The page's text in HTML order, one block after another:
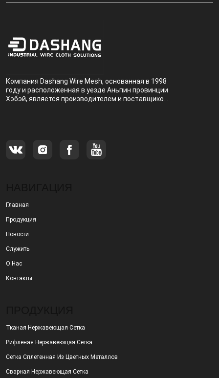
Компания Dashang Wire Mesh, основанная в 1998
году и расположенная в уезде Аньпин провинции
Хэбэй, является производителем и поставщиком,
Главная
Продукция
Новости
Служить
О Нас
Контакты
Тканая Нержавеющая Сетка
Рифленая Нержавеющая Сетка
Сетка Сплетенная Из Цветных Металлов
Сварная Нержавеющая Сетка